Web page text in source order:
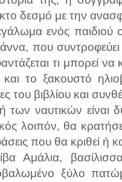
δεσμό με την
ενός παιδιού
που
τι μπορεί να
το ξακουστό
του βιβλίου και
των ναυτικών είναι
λοιπόν, θα
που θα κριθεί ή
Αμάλια,
ξύλο